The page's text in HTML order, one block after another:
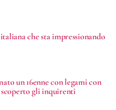
che sta impressionando
un 16enne con legami con
gli inquirenti